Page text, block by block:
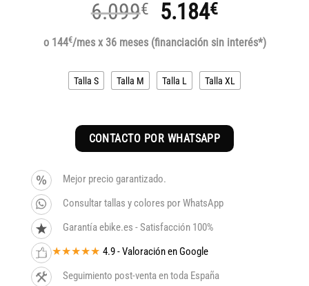
6.099€
El
precio
original
era:
5.184€El
precio
actual
es:
o 144€/mes x 36 meses (financiación sin interés*)
Talla S Talla M Talla L Talla XL
CONTACTO POR WHATSAPP
Mejor precio garantizado.
Consultar tallas y colores por WhatsApp
Garantía ebike.es - Satisfacción 100%
★★★★★ 4.9 - Valoración en Google
Seguimiento post-venta en toda España